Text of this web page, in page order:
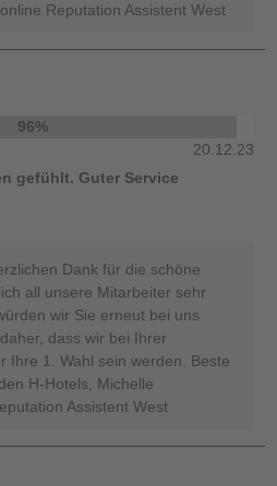
Reputation Assistent West
96%
20.12.23
gefühlt. Guter Service
Dank für die schöne
all unsere Mitarbeiter sehr
wir Sie erneut bei uns
dass wir bei Ihrer
Ihre 1. Wahl sein werden. Beste
H-Hotels, Michelle
Assistent West